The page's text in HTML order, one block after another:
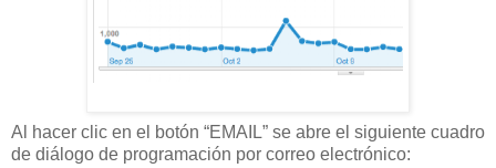
Al hacer clic en el botón “EMAIL” se abre el siguiente cuadro
de diálogo de programación por correo electrónico: